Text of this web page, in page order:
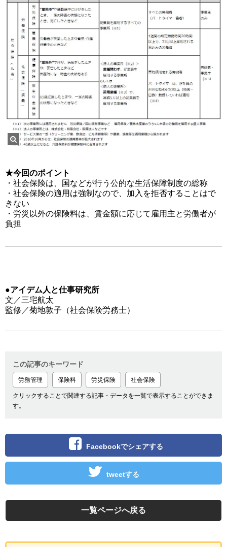
★今回のポイント
・社会保険は、国などが行う公的な生活保障制度の総称
・社会保険の適用は強制なので、加入を拒否することはで
きない
・労災以外の保険料は、賃金額に応じて雇用主と労働者が
負担
●アイデム人と仕事研究所
文／三宅航太
監修／菊地敦子（社会保険労務士）
この記事のキーワード
労務管理 保険料 労災保険 社会保険
クリックすることで関連する記事・データを一覧で表示することができま
す。
Facebookでシェアする
tweetする
一覧ページへ戻る